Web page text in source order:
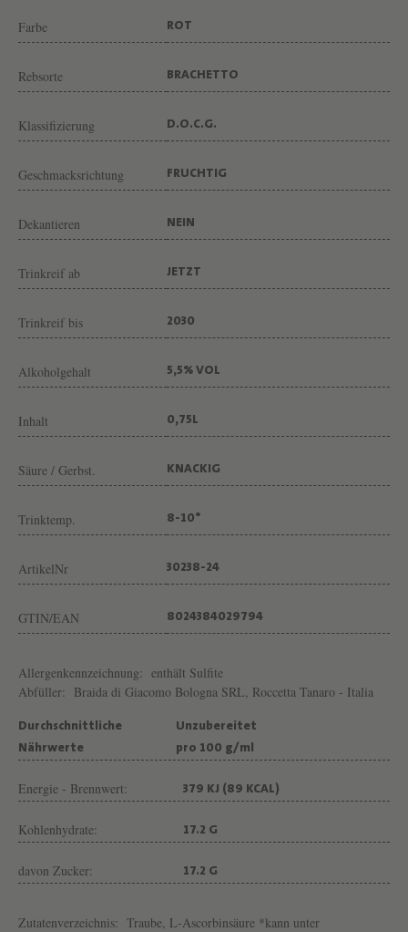
B
A
D
D
I
C
M
B
O
N
Farbe ROT
Rebsorte BRACHETTO
Klassifizierung D.O.C.G.
Geschmacksrichtung FRUCHTIG
Dekantieren NEIN
Trinkreif ab JETZT
Trinkreif bis 2030
Alkoholgehalt 5,5% VOL
Inhalt 0,75L
Säure / Gerbst. KNACKIG
Trinktemp. 8-10°
ArtikelNr 30238-24
GTIN/EAN 8024384029794
Allergenkennzeichnung: enthält Sulfite
Abfüller: Braida di Giacomo Bologna SRL, Roccetta Tanaro - Italia
Durchschnittliche
Nährwerte
Unzubereitet
pro 100 g/ml
Energie - Brennwert: 379 KJ (89 KCAL)
Kohlenhydrate: 17.2 G
davon Zucker: 17.2 G
Zutatenverzeichnis: Traube, L-Ascorbinsäure *kann unter